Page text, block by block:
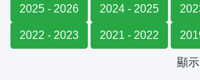
2025 - 2026 2024 - 2025
2022 - 2023 2021 - 2022
顯